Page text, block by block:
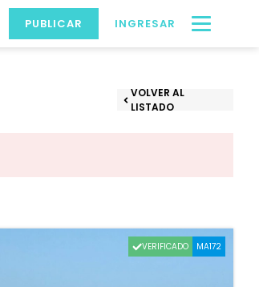
PUBLICAR INGRESAR
VOLVER AL
LISTADO
VERIFICADO MA172